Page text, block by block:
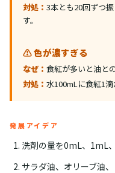
対処： 3本とも20回ずつ
す。
⚠️ 色が濃すぎる
なぜ： 食紅が多いと油と
対処： 水100mLに食紅1滴
発展アイデア
洗剤の量を0mL、1mL
サラダ油、オリーブ油